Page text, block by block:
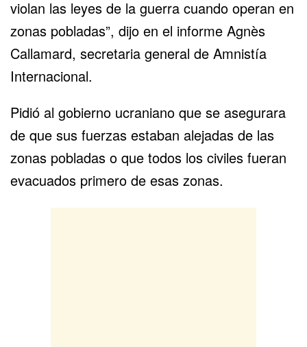
violan las leyes de la guerra cuando operan en
zonas pobladas”, dijo en el informe Agnès
Callamard, secretaria general de Amnistía
Internacional.
Pidió al gobierno ucraniano que se asegurara
de que sus fuerzas estaban alejadas de las
zonas pobladas o que todos los civiles fueran
evacuados primero de esas zonas.